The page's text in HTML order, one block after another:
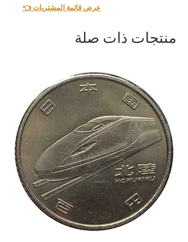
👈 عرض قائمة المشتريات
منتجات ذات صلة